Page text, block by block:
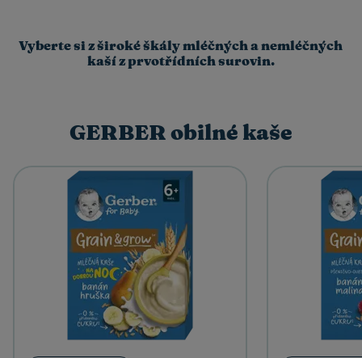
Vyberte si z široké škály mléčných a nemléčných
kaší z prvotřídních surovin.
GERBER obilné kaše